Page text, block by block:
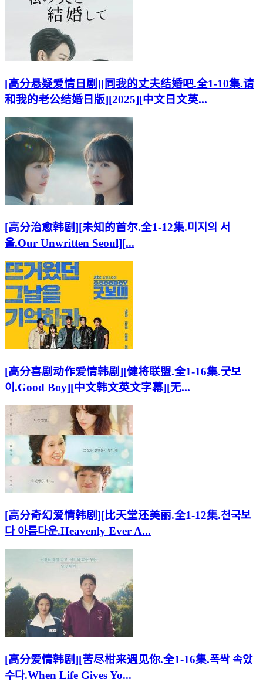
[高分悬疑爱情日剧][同我的丈夫结婚吧.全1-10集.请
和我的老公结婚日版][2025][中文日文英...
[高分治愈韩剧][未知的首尔.全1-12集.미지의 서
울.Our Unwritten Seoul][...
[高分喜剧动作爱情韩剧][健将联盟.全1-16集.굿보
이.Good Boy][中文韩文英文字幕][无...
[高分奇幻爱情韩剧][比天堂还美丽.全1-12集.천국보
다 아름다운.Heavenly Ever A...
[高分爱情韩剧][苦尽柑来遇见你.全1-16集.폭싹 속았
수다.When Life Gives Yo...